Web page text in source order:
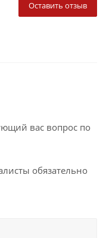
Оставить отзыв
вас вопрос по
обязательно